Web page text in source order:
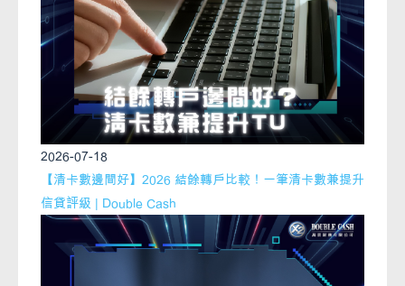
2026-07-18
【清卡數邊間好】2026 結餘轉戶比較！一筆清卡數兼提升
信貸評級 | Double Cash